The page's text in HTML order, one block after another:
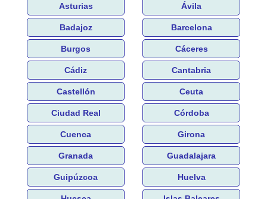
Asturias Ávila
Badajoz Barcelona
Burgos Cáceres
Cádiz Cantabria
Castellón Ceuta
Ciudad Real Córdoba
Cuenca Girona
Granada Guadalajara
Guipúzcoa Huelva